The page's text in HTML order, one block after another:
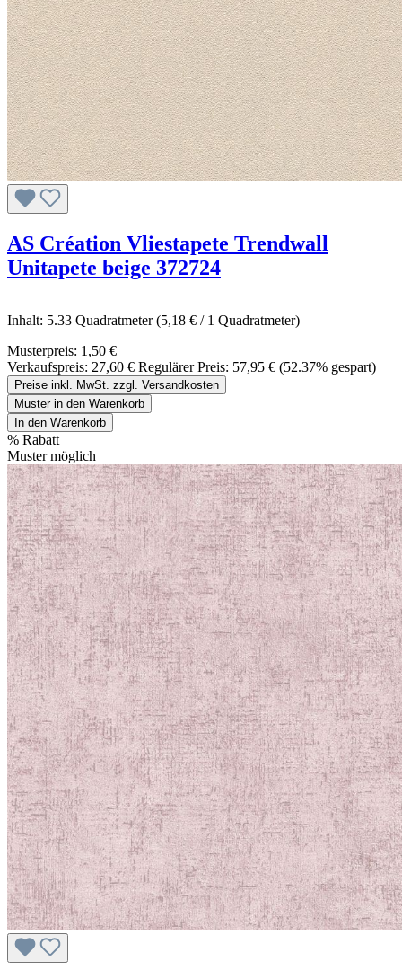
AS Création Vliestapete Trendwall
Unitapete beige 372724
Inhalt: 5.33 Quadratmeter(5,18 € / 1 Quadratmeter)
Musterpreis: 1,50 €
Verkaufspreis: 27,60 € Regulärer Preis: 57,95 € (52.37% gespart)
Preise inkl. MwSt. zzgl. Versandkosten
Muster in den Warenkorb
In den Warenkorb
% Rabatt
Muster möglich